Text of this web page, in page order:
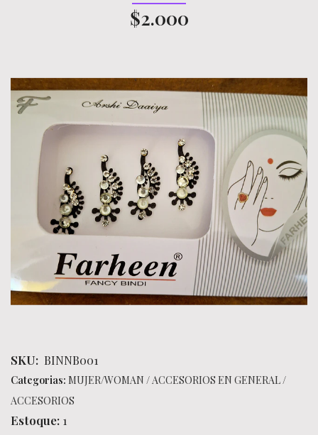
$2.000
SKU: BINNB001
Categorias: MUJER/WOMAN /ACCESORIOS EN GENERAL/
ACCESORIOS
Estoque: 1